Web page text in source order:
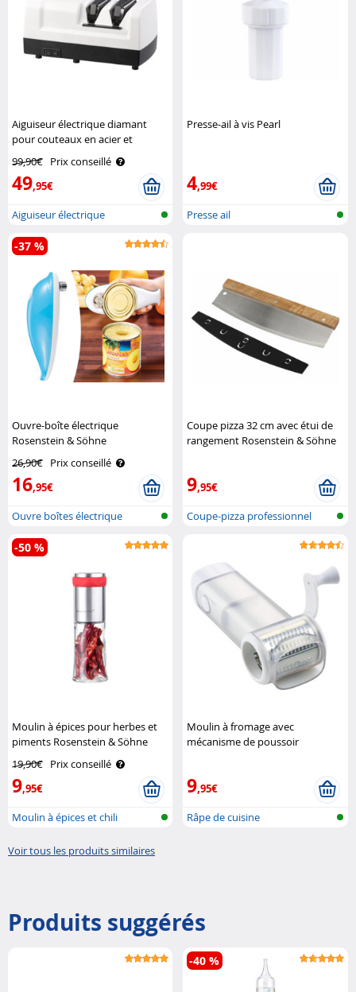
Aiguiseur électrique diamant
pour couteaux en acier et
céramique - 60 W Rosenstein &
Söhne
99,90€ Prix conseillé
49,95€
Aiguiseur électrique
revêtement dia..
Presse-ail à vis Pearl
4,99€
Presse ail
Ouvre-boîte électrique
Rosenstein & Söhne
26,90€ Prix conseillé
16,95€
-37 %
Ouvre boîtes électrique
Coupe pizza 32 cm avec étui de
rangement Rosenstein & Söhne
9,95€
Coupe-pizza professionnel
Moulin à épices pour herbes et
piments Rosenstein & Söhne
19,90€ Prix conseillé
9,95€
-50 %
Moulin à épices et chili
Moulin à fromage avec
mécanisme de poussoir
9,95€
Râpe de cuisine
Voir tous les produits similaires
Produits suggérés
-40 %